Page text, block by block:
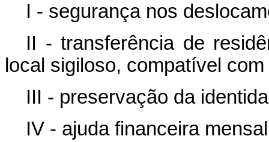
I - segurança nos
II - transferência de
local sigiloso, compatível
III - preservação da
IV - ajuda financeira